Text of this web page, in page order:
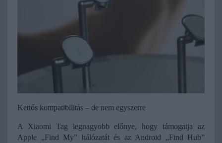
Kettős kompatibilitás – de nem egyszerre
A Xiaomi Tag legnagyobb előnye, hogy támogatja az
Apple „Find My” hálózatát és az Android „Find Hub”